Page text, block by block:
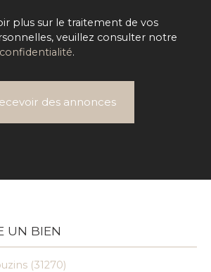
plus sur le traitement de vos
veuillez consulter notre
.
des annonces
UN BIEN
(31270)